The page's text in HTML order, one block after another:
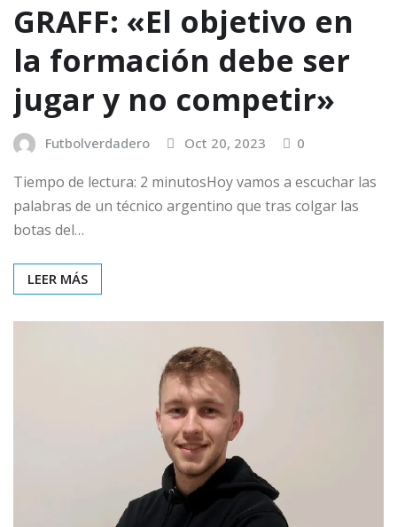
GRAFF: «El objetivo en
la formación debe ser
jugar y no competir»
Futbolverdadero Oct 20, 2023 0
Tiempo de lectura: 2 minutosHoy vamos a escuchar las
palabras de un técnico argentino que tras colgar las
botas del…
LEER MÁS